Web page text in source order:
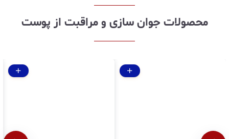
محصولات جوان سازی و مراقبت از پوست